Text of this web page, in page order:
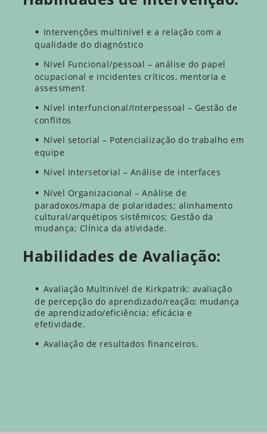
Intervenções multinível e a relação com a
qualidade do diagnóstico
Nível Funcional/pessoal – análise do papel
ocupacional e incidentes críticos, mentoria e
assessment
Nível interfuncional/Interpessoal – Gestão de
conflitos
Nível setorial – Potencialização do trabalho em
equipe
Nível Intersetorial – Análise de interfaces
Nível Organizacional – Análise de
paradoxos/mapa de polaridades; alinhamento
cultural/arquétipos sistêmicos; Gestão da
mudança; Clínica da atividade.
Habilidades de Avaliação:
Avaliação Multinível de Kirkpatrik: avaliação
de percepção do aprendizado/reação; mudança
de aprendizado/eficiência; eficácia e
efetividade.
Avaliação de resultados financeiros.